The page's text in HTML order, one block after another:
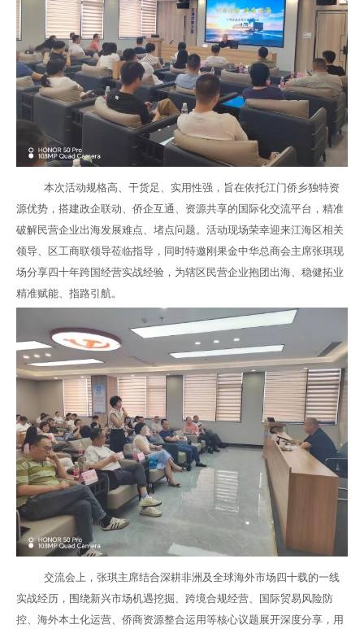
本次活动规格高、干货足、实用性强，旨在依托江门侨乡独特资
源优势，搭建政企联动、侨企互通、资源共享的国际化交流平台，精准
破解民营企业出海发展难点、堵点问题。活动现场荣幸迎来江海区相关
领导、区工商联领导莅临指导，同时特邀刚果金中华总商会主席张琪现
场分享四十年跨国经营实战经验，为辖区民营企业抱团出海、稳健拓业
精准赋能、指路引航。
交流会上，张琪主席结合深耕非洲及全球海外市场四十载的一线
实战经历，围绕新兴市场机遇挖掘、跨境合规经营、国际贸易风险防
控、海外本土化运营、侨商资源整合运用等核心议题展开深度分享，用